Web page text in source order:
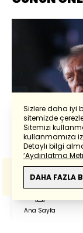
Trump'tan
'saldırı' tehdidi
Ana Sayfa
Sizlere daha iyi
sitemizde
Sitemizi
kullanmamıza
Detaylı bilgi
‘Aydınlatma
DAHA FAZLA
Powered
Bu çeviride
Anlam ve çeviri